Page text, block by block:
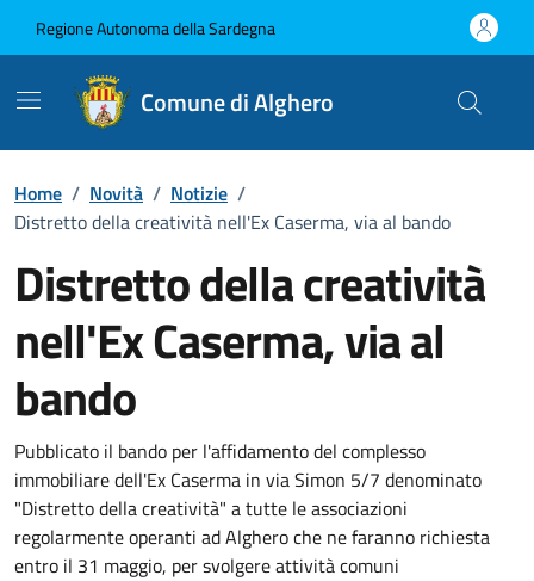
Regione Autonoma della Sardegna
Comune di Alghero
Home / Novità / Notizie /
Distretto della creatività nell'Ex Caserma, via al bando
Distretto della creatività
nell'Ex Caserma, via al
bando
Dettagli della notizia
Pubblicato il bando per l'affidamento del complesso
immobiliare dell'Ex Caserma in via Simon 5/7 denominato
"Distretto della creatività" a tutte le associazioni
regolarmente operanti ad Alghero che ne faranno richiesta
entro il 31 maggio, per svolgere attività comuni